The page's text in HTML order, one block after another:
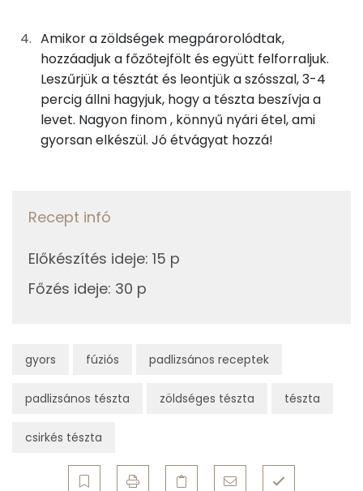
gyors fúziós padlizsános receptek
padlizsános tészta zöldséges tészta tészta
csirkés tészta
0gsó
0 kcal
0gbors
0 kcal
5g olívaolaj 47 kcal
Kolin:
Niacin - B3 vitamin:
E vitamin:
Fehérje
Összesen
Amikor a zöldségek megpárorolódtak,
hozzáadjuk a főzőtejfölt és együtt felforraljuk.
Leszűrjük a tésztát és leontjük a szósszal, 3-4
percig állni hagyjuk, hogy a tészta beszívja a
levet. Nagyon finom , könnyű nyári étel, ami
gyorsan elkészül. Jó étvágyat hozzá!
Recept infó
Előkészítés ideje: 15 p
Főzés ideje: 30 p